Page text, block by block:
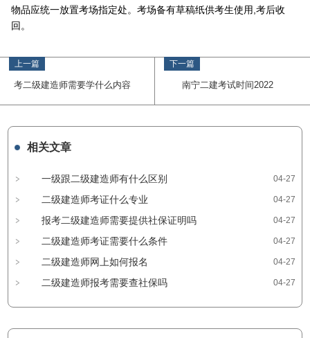
物品应统一放置考场指定处。考场备有草稿纸供考生使用,考后收
回。
上一篇
考二级建造师需要学什么内容
下一篇
南宁二建考试时间2022
相关文章
一级跟二级建造师有什么区别 04-27
二级建造师考证什么专业 04-27
报考二级建造师需要提供社保证明吗 04-27
二级建造师考证需要什么条件 04-27
二级建造师网上如何报名 04-27
二级建造师报考需要查社保吗 04-27